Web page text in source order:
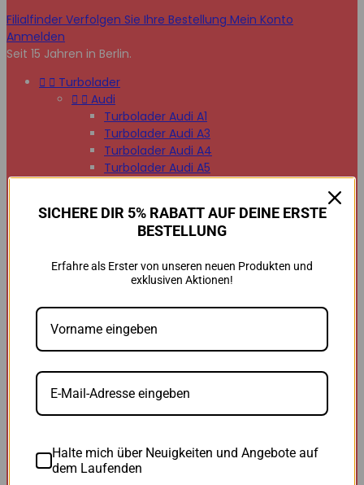
Filialfinder Verfolgen Sie Ihre Bestellung Mein Konto
Anmelden
Seit 15 Jahren in Berlin.
  Turbolader
  Audi
Turbolader Audi A1
Turbolader Audi A3
Turbolader Audi A4
Turbolader Audi A5
Turbolader Audi A8
Turbolader Audi Q2
Turbolader Audi Q5
Turbolader Audi Q7
Turbolader Audi TT
BMW
BMW B47
BMW M47
BMW M57
BMW N47
BMW 118d
BMW 120d
SICHERE DIR 5% RABATT AUF DEINE ERSTE
BESTELLUNG
Erfahre als Erster von unseren neuen Produkten und
exklusiven Aktionen!
Halte mich über Neuigkeiten und Angebote auf
dem Laufenden